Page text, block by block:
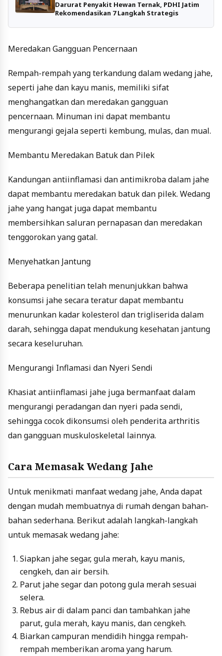
Darurat Penyakit Hewan Ternak, PDHI Jatim
Rekomendasikan 7 Langkah Strategis
Meredakan Gangguan Pencernaan
Rempah-rempah yang terkandung dalam wedang jahe,
seperti jahe dan kayu manis, memiliki sifat
menghangatkan dan meredakan gangguan
pencernaan. Minuman ini dapat membantu
mengurangi gejala seperti kembung, mulas, dan mual.
Membantu Meredakan Batuk dan Pilek
Kandungan antiinflamasi dan antimikroba dalam jahe
dapat membantu meredakan batuk dan pilek. Wedang
jahe yang hangat juga dapat membantu
membersihkan saluran pernapasan dan meredakan
tenggorokan yang gatal.
Menyehatkan Jantung
Beberapa penelitian telah menunjukkan bahwa
konsumsi jahe secara teratur dapat membantu
menurunkan kadar kolesterol dan trigliserida dalam
darah, sehingga dapat mendukung kesehatan jantung
secara keseluruhan.
Mengurangi Inflamasi dan Nyeri Sendi
Khasiat antiinflamasi jahe juga bermanfaat dalam
mengurangi peradangan dan nyeri pada sendi,
sehingga cocok dikonsumsi oleh penderita arthritis
dan gangguan muskuloskeletal lainnya.
Cara Memasak Wedang Jahe
Untuk menikmati manfaat wedang jahe, Anda dapat
dengan mudah membuatnya di rumah dengan bahan-
bahan sederhana. Berikut adalah langkah-langkah
untuk memasak wedang jahe:
Siapkan jahe segar, gula merah, kayu manis,
cengkeh, dan air bersih.
Parut jahe segar dan potong gula merah sesuai
selera.
Rebus air di dalam panci dan tambahkan jahe
parut, gula merah, kayu manis, dan cengkeh.
Biarkan campuran mendidih hingga rempah-
rempah memberikan aroma yang harum.